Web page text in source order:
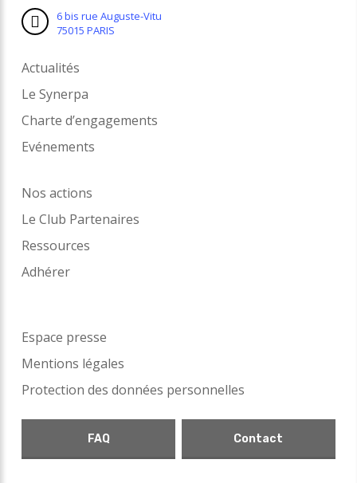
6 bis rue Auguste-Vitu
75015 PARIS
Actualités
Le Synerpa
Charte d’engagements
Evénements
Nos actions
Le Club Partenaires
Ressources
Adhérer
Espace presse
Mentions légales
Protection des données personnelles
FAQ Contact